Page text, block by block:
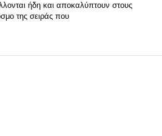
ήδη και αποκαλύπτουν στους
της σειράς που